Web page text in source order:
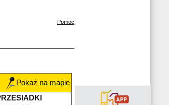
Pomoc
Pokaż na mapie